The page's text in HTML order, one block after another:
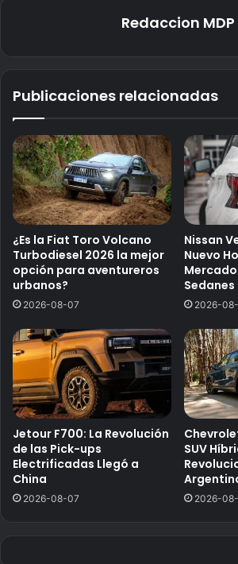
Redaccion MDP
Publicaciones relacionadas
¿Es la Fiat Toro Volcano
Turbodiesel 2026 la mejor
opción para aventureros
urbanos?
2026-08-07
Nissan
Nuevo
Sedanes
2026-
Jetour F700: La Revolución
de las Pick-ups
Electrificadas Llegó a
China
2026-08-07
SUV
2026-